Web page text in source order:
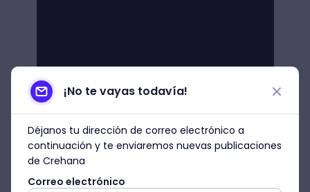
¡No te vayas todavía!
Déjanos tu dirección de correo electrónico a
continuación y te enviaremos nuevas publicaciones
de Crehana
Correo electrónico